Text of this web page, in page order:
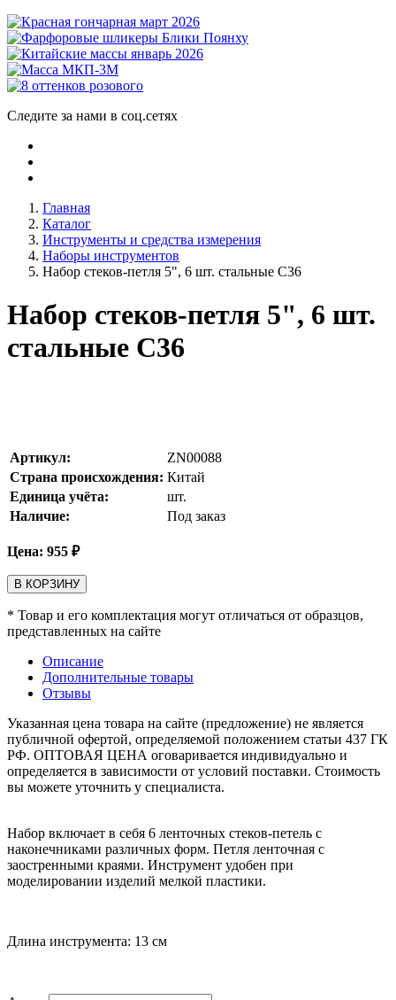
Следите за нами в соц.сетях
Главная
Каталог
Инструменты и средства измерения
Наборы инструментов
Набор стеков-петля 5", 6 шт. стальные С36
Набор стеков-петля 5", 6 шт.
стальные С36
Артикул:
ZN00088
Страна происхождения: Китай
Единица учёта:
шт.
Наличие:
Под заказ
Цена: 955 ₽
В КОРЗИНУ
* Товар и его комплектация могут отличаться от образцов,
представленных на сайте
Описание
Дополнительные товары
Отзывы
Указанная цена товара на сайте (предложение) не является
публичной офертой, определяемой положением статьи 437 ГК
РФ. ОПТОВАЯ ЦЕНА оговаривается индивидуально и
определяется в зависимости от условий поставки. Стоимость
вы можете уточнить у специалиста.
Набор включает в себя 6 ленточных стеков-петель с
наконечниками различных форм. Петля ленточная с
заостренными краями. Инструмент удобен при
моделировании изделий мелкой пластики.
Длина инструмента: 13 см